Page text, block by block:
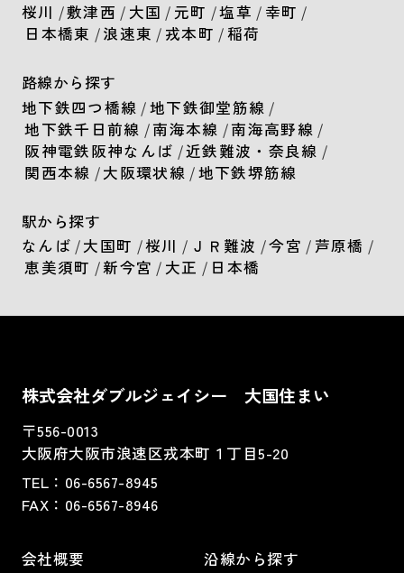
桜川 /敷津西 / 大国 / 元町 /塩草 / 幸町 /
日本橋東 /浪速東 / 戎本町 /稲荷
路線から探す
地下鉄四つ橋線 /地下鉄御堂筋線 /
地下鉄千日前線 /南海本線 /南海高野線 /
阪神電鉄阪神なんば /近鉄難波・奈良線 /
関西本線 /大阪環状線 /地下鉄堺筋線
駅から探す
なんば /大国町 /桜川 / ＪＲ難波 /今宮 / 芦原橋 /
恵美須町 /新今宮 / 大正 / 日本橋
株式会社ダブルジェイシー 大国住まい
〒556-0013
大阪府大阪市浪速区戎本町１丁目5-20
TEL： 06-6567-8945
FAX：06-6567-8946
会社概要
沿線から探す